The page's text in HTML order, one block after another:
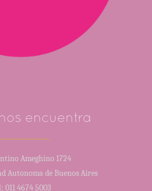
encuentra
Ameghino 1724
Autonoma de Buenos Aires
011 4674 5003